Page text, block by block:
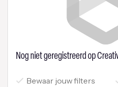
Nog niet geregistreerd op
Bewaar jouw filters